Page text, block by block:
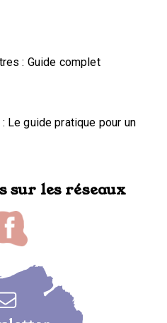
: Guide complet
Le guide pratique pour un
sur les réseaux